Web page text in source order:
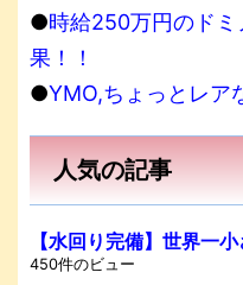
●時給250万円のド
果！！
●YMO,ちょっとレア
人気の記事
【水回り完備】世界一
450件のビュー